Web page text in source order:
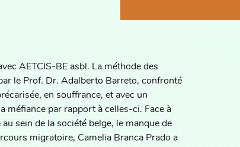
AETCIS-BE asbl. La méthode des
le Prof. Dr. Adalberto Barreto, confronté
en souffrance, et avec un
méfiance par rapport à celles-ci. Face à
sein de la société belge, le manque de
migratoire, Camelia Branca Prado a